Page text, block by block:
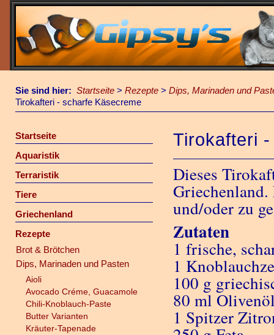
Sie sind hier: Startseite > Rezepte > Dips, Marinaden und
Tirokafteri - scharfe Käsecreme
Startseite
Aquaristik
Terraristik
Tiere
Griechenland
Rezepte
Brot & Brötchen
Dips, Marinaden und Pasten
Aioli
Avocado Créme, Guacamole
Chili-Knoblauch-Paste
Butter Varianten
Kräuter-Tapenade
Tirokafteri
Dieses
Griechenland.
und/oder zu
Zutaten
1 frische,
1
100 g
80 ml
1 Spitzer